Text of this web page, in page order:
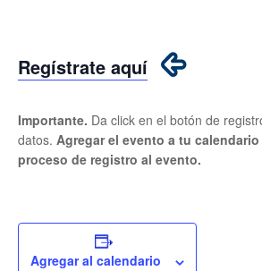
Regístrate aquí
Importante. Da click en el botón de
datos. Agregar el evento a tu
proceso de registro al evento.
Agregar al calendario